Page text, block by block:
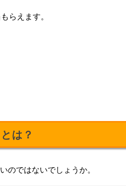
らえます。
は？
のではないでしょうか。